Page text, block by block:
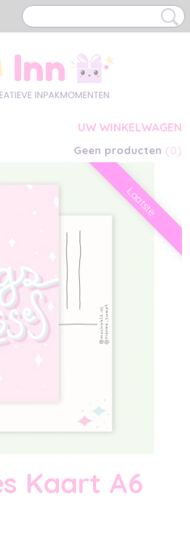
UW WINKELWAGEN
Geen producten (0)
Laatste
Kaart A6